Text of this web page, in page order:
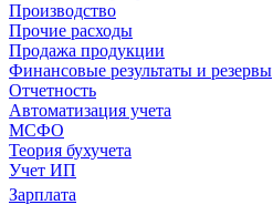
Производство
Прочие расходы
Продажа продукции
Финансовые результаты и резервы
Отчетность
Автоматизация учета
МСФО
Теория бухучета
Учет ИП
Зарплата